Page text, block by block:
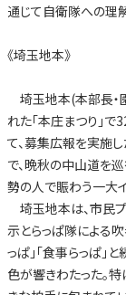
通じて自衛隊への理
《埼玉地本》
埼玉地本(本部長・
れた「本庄まつり」
て、募集広報を実施
で、晩秋の中山道を
勢の人で賑わう一大
埼玉地本は、市民
示とらっぱ隊による吹
っぱ」「食事らっぱ」
色が響きわたった。